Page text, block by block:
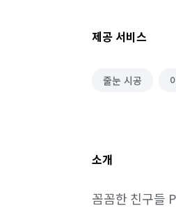
제공 서비스
줄눈 시공
소개
꼼꼼한 친구들